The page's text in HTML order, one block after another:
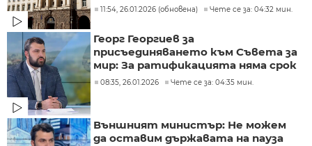
11:54, 26.01.2026 (обновена) Чете се за: 04:32 мин.
Георг Георгиев за
присъединяването към Съвета за
мир: За ратификацията няма срок
08:35, 26.01.2026 Чете се за: 04:35 мин.
Външният министър: Не можем
да оставим държавата на пауза